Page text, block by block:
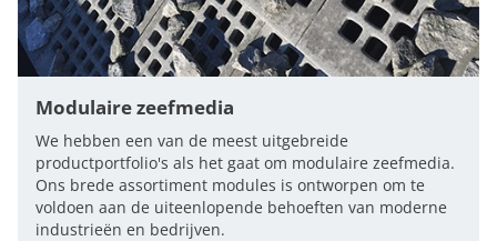
Modulaire zeefmedia
We hebben een van de meest uitgebreide
productportfolio's als het gaat om modulaire zeefmedia.
Ons brede assortiment modules is ontworpen om te
voldoen aan de uiteenlopende behoeften van moderne
industrieën en bedrijven.